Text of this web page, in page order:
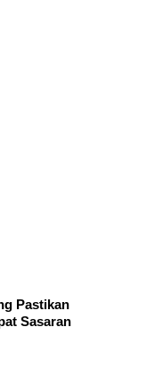
Pastikan
Sasaran